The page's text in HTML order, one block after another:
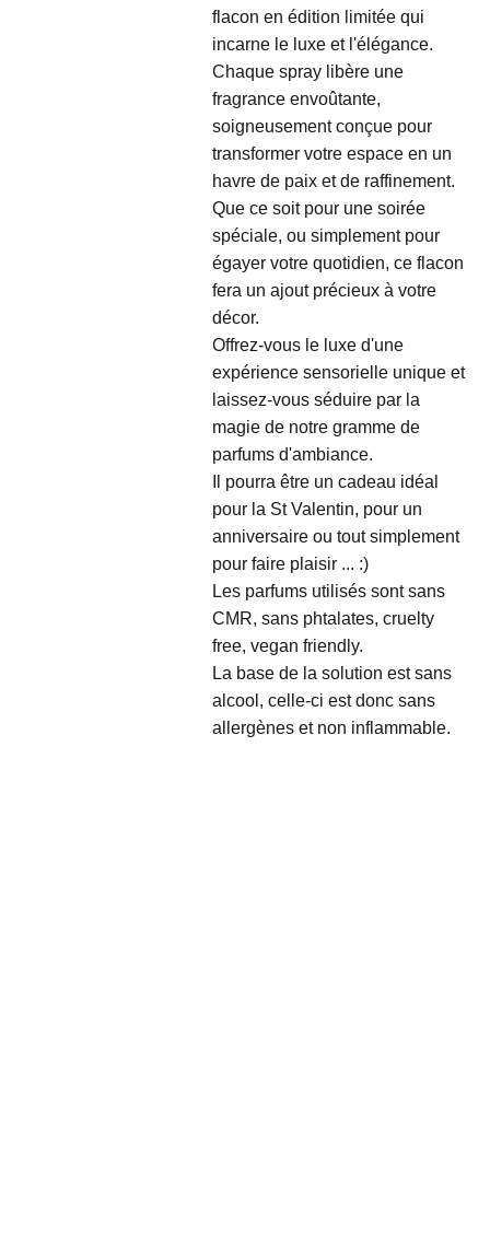
flacon en édition limitée qui
incarne le luxe et l'élégance.
Chaque spray libère une
fragrance envoûtante,
soigneusement conçue pour
transformer votre espace en un
havre de paix et de raffinement.
Que ce soit pour une soirée
spéciale, ou simplement pour
égayer votre quotidien, ce flacon
fera un ajout précieux à votre
décor.
Offrez-vous le luxe d'une
expérience sensorielle unique et
laissez-vous séduire par la
magie de notre gramme de
parfums d'ambiance.
Il pourra être un cadeau idéal
pour la St Valentin, pour un
anniversaire ou tout simplement
pour faire plaisir ... :)
Les parfums utilisés sont sans
CMR, sans phtalates, cruelty
free, vegan friendly.
La base de la solution est sans
alcool, celle-ci est donc sans
allergènes et non inflammable.